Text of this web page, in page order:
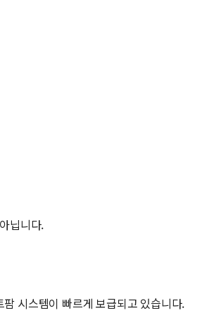
닙니다.
팜 시스템이 빠르게 보급되고 있습니다.